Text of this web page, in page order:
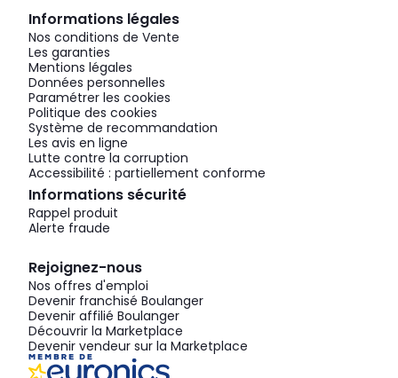
Informations légales
Nos conditions de Vente
Les garanties
Mentions légales
Données personnelles
Paramétrer les cookies
Politique des cookies
Système de recommandation
Les avis en ligne
Lutte contre la corruption
Accessibilité : partiellement conforme
Informations sécurité
Rappel produit
Alerte fraude
Rejoignez-nous
Nos offres d'emploi
Devenir franchisé Boulanger
Devenir affilié Boulanger
Découvrir la Marketplace
Devenir vendeur sur la Marketplace